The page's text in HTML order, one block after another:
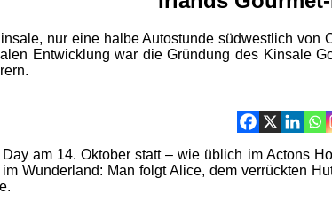
nur eine halbe Autostunde südwestlich
Entwicklung war die Gründung des Kinsale
am 14. Oktober statt – wie üblich im Actons
Wunderland: Man folgt Alice, dem verrückten